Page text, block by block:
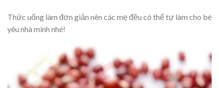
Thức uống làm đơn giản nên các mẹ đều có thể tự làm cho bé
yêu nhà mình nhé!